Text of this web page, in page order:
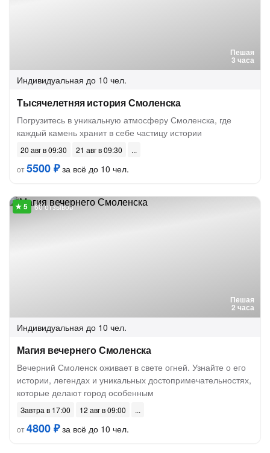
Пешая
3 часа
Индивидуальная до 10 чел.
Тысячелетняя история Смоленска
Погрузитесь в уникальную атмосферу Смоленска, где
каждый камень хранит в себе частицу истории
20 авг в 09:30
21 авг в 09:30
от5500 ₽за всё до 10 чел.
Пешая
2 часа
60 отзывов
Индивидуальная до 10 чел.
Магия вечернего Смоленска
Вечерний Смоленск оживает в свете огней. Узнайте о его
истории, легендах и уникальных достопримечательностях,
которые делают город особенным
Завтра в 17:00
12 авг в 09:00
от4800 ₽за всё до 10 чел.